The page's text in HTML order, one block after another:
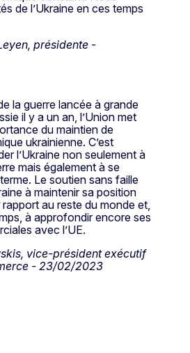
de l’Ukraine en ces temps
présidente -
la guerre lancée à grande
il y a un an, l’Union met
du maintien de
ukrainienne. C’est
l’Ukraine non seulement à
mais également à se
Le soutien sans faille
à maintenir sa position
au reste du monde et,
à approfondir encore ses
avec l’UE.
vice-président exécutif
- 23/02/2023